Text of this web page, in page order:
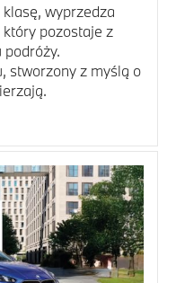
wyprzedza
pozostaje z
podróży.
stworzony z myślą o